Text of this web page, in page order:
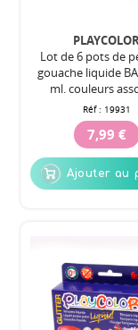
Lot de 6 pots de
gouache liquide
ml. couleurs
Réf : 19931
7,99 €
Ajouter au